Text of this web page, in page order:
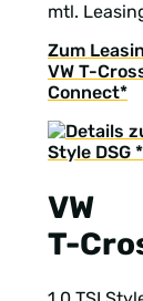
mtl.
Zum
VW T-
Connect*
VW
T-